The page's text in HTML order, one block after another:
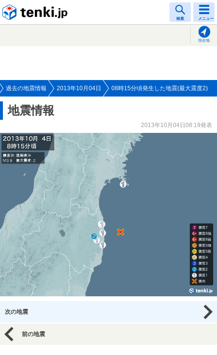
検索 メニュー
現在地
過去の地震情報 2013年10月04日 08時15分頃発生した地震(最大震度2)
地震情報
2013年10月04日08:19発表
次の地震
前の地震